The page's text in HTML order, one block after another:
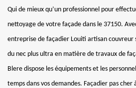
Qui de mieux qu’un professionnel pour
nettoyage de votre façade dans le 37150.
entreprise de façadier Louiti artisan couvreur
du nec plus ultra en matière de travaux de
Blere dispose les équipements et les
temps dans vos demandes. Façadier pas